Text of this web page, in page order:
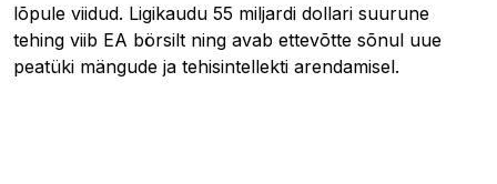
lõpule viidud. Ligikaudu 55 miljardi dollari suurune
tehing viib EA börsilt ning avab ettevõtte sõnul uue
peatüki mängude ja tehisintellekti arendamisel.